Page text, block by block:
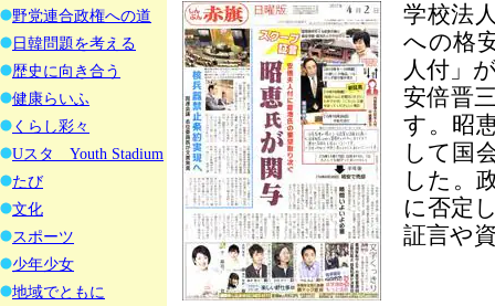
野党連合政権への道
日韓問題を考える
歴史に向き合う
健康らいふ
くらし彩々
Uスタ Youth Stadium
たび
文化
スポーツ
少年少女
地域でともに
学校法
への格
人付」
安倍晋
す。昭
して国
した。
に否定
証言や